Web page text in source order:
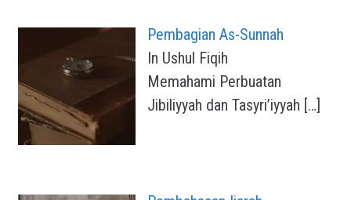
Pembagian As-Sunnah
In Ushul Fiqih
Memahami Perbuatan
Jibiliyyah dan Tasyri’iyyah […]